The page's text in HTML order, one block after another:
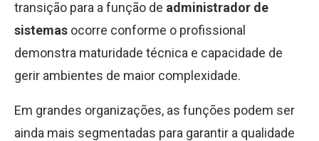
transição para a função de administrador de
sistemas ocorre conforme o profissional
demonstra maturidade técnica e capacidade de
gerir ambientes de maior complexidade.
Em grandes organizações, as funções podem ser
ainda mais segmentadas para garantir a qualidade